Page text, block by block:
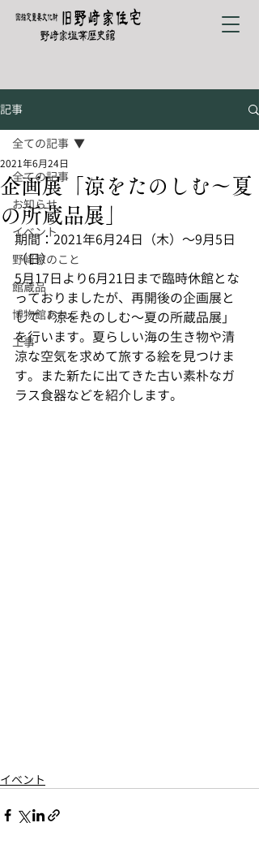
記事
全ての記事
お知らせ
イベント
野﨑家のこと
館蔵品
博物館あれこれ
工事
全ての記事
企画展「涼をたのしむ～夏
の所蔵品展」
2021年6月24日
期間：2021年6月24日（木）～9月5日
（日）
5月17日より6月21日まで臨時休館とな
っておりましたが、再開後の企画展と
して「涼をたのしむ～夏の所蔵品展」
を行います。夏らしい海の生き物や清
涼な空気を求めて旅する絵を見つけま
す。また新たに出てきた古い素朴なガ
ラス食器などを紹介します。
イベント